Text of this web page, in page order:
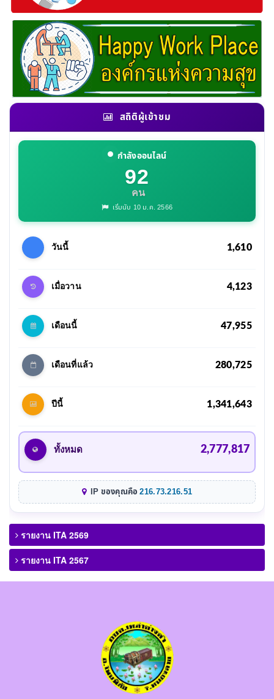
สถิติผู้เข้าชม
กำลังออนไลน์
92
คน
เริ่มนับ 10 ม.ค. 2566
วันนี้ 1,610
เมื่อวาน 4,123
เดือนนี้ 47,955
เดือนที่แล้ว 280,725
ปีนี้ 1,341,643
ทั้งหมด 2,777,817
IP ของคุณคือ216.73.216.51
รายงาน ITA 2569
รายงาน ITA 2567